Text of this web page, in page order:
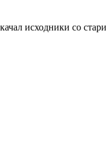
исходники со